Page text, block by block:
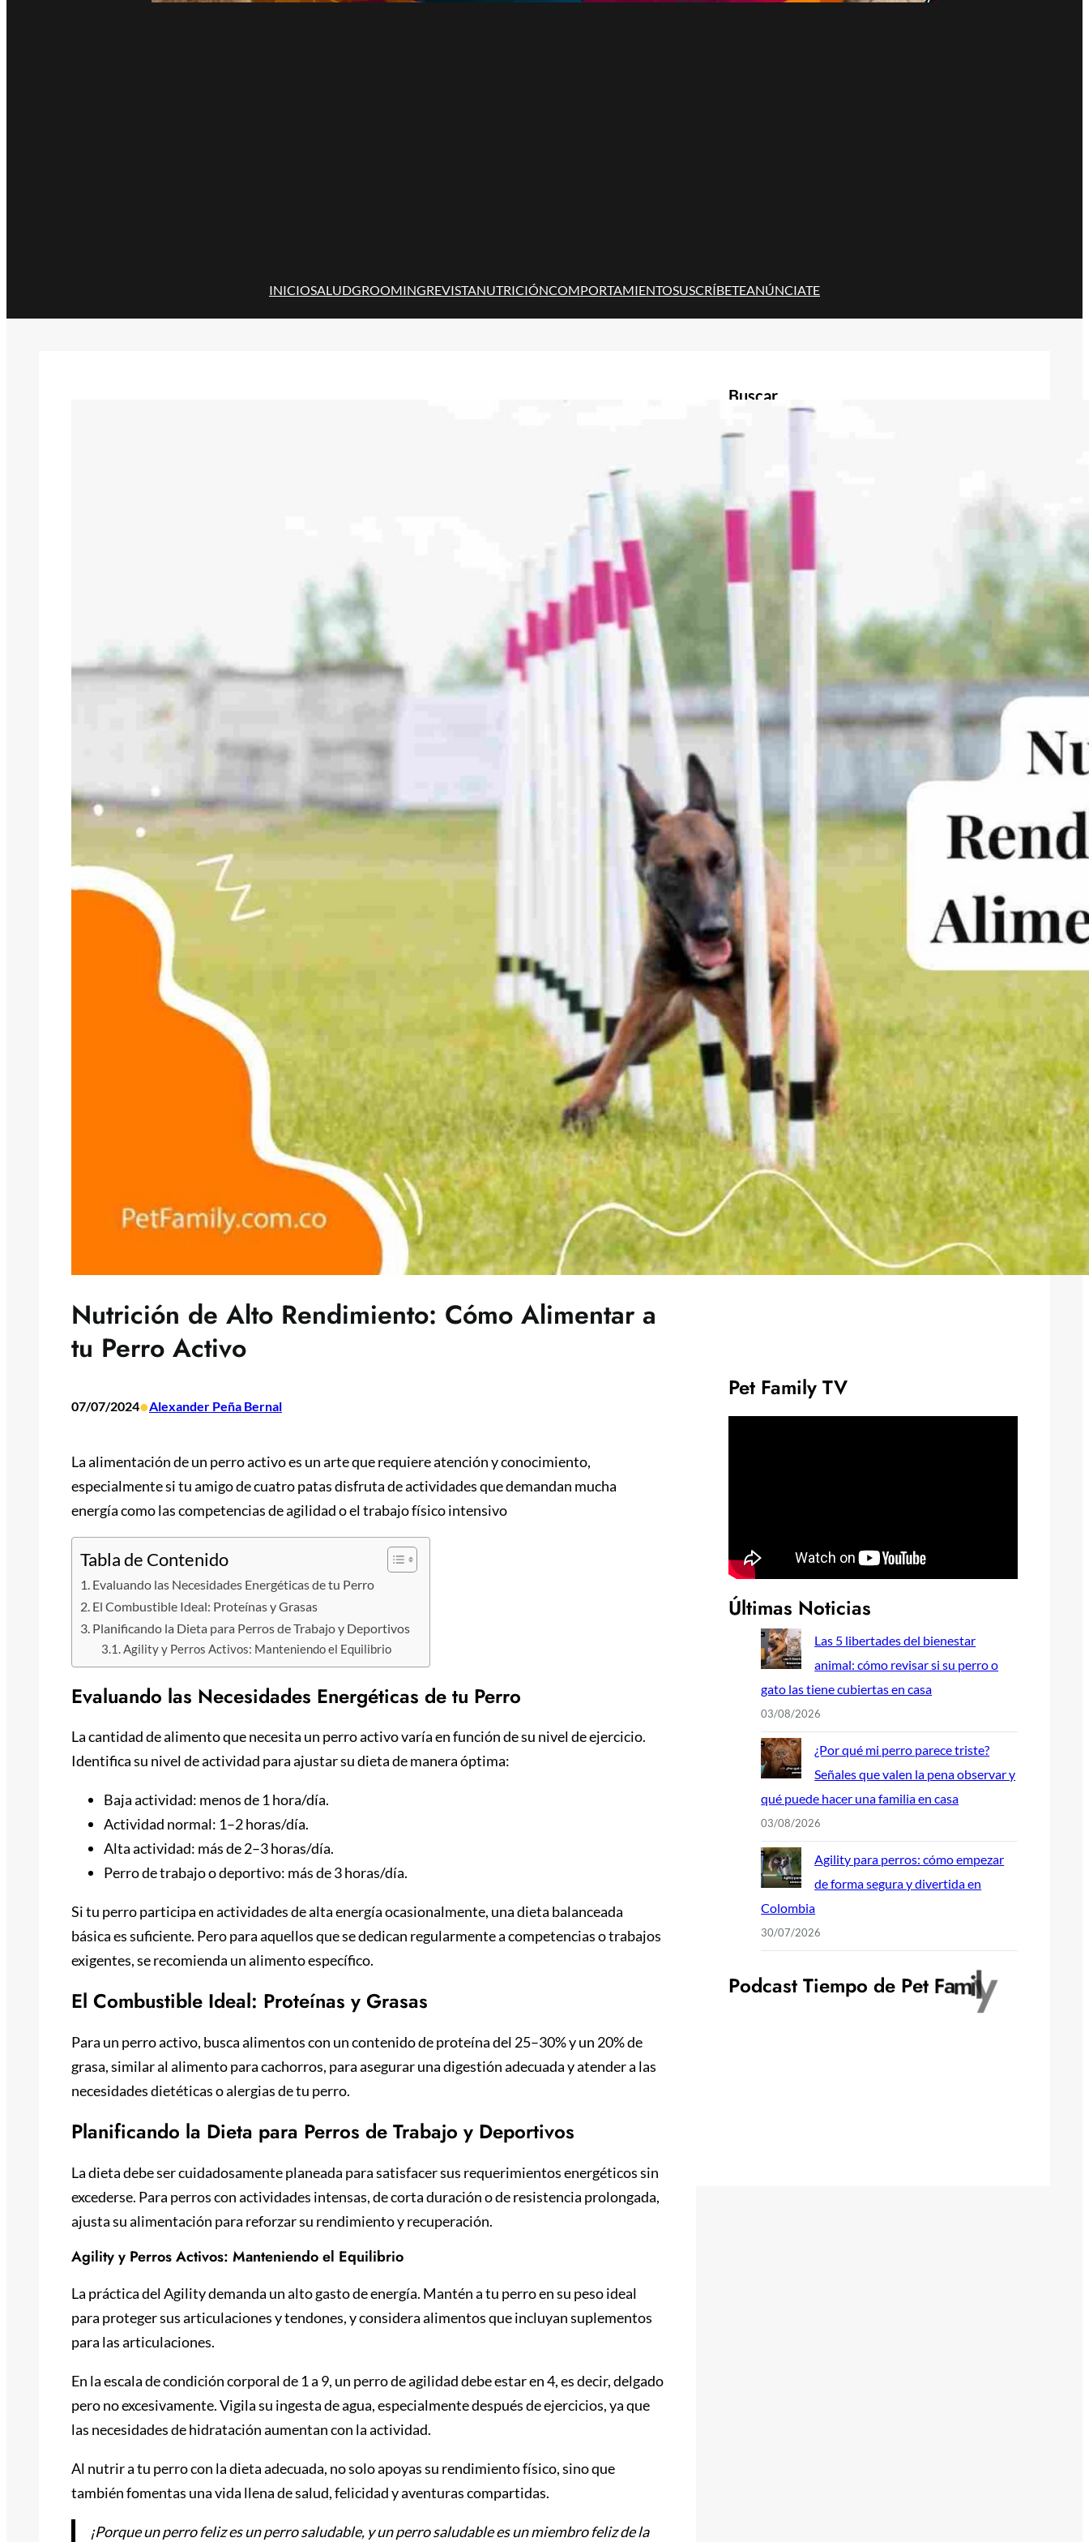
INICIOSALUDGROOMINGREVISTANUTRICIÓNCOMPORTAMIENTOSUSCRÍBETEANÚNCIATE
Nutrición de Alto Rendimiento: Cómo Alimentar a
tu Perro Activo
07/07/2024•Alexander Peña Bernal
La alimentación de un perro activo es un arte que requiere atención y conocimiento,
especialmente si tu amigo de cuatro patas disfruta de actividades que demandan mucha
energía como las competencias de agilidad o el trabajo físico intensivo
Tabla de Contenido
Evaluando las Necesidades Energéticas de tu Perro
El Combustible Ideal: Proteínas y Grasas
Planificando la Dieta para Perros de Trabajo y Deportivos
Agility y Perros Activos: Manteniendo el Equilibrio
Evaluando las Necesidades Energéticas de tu Perro
La cantidad de alimento que necesita un perro activo varía en función de su nivel de ejercicio.
Identifica su nivel de actividad para ajustar su dieta de manera óptima:
Baja actividad: menos de 1 hora/día.
Actividad normal: 1–2 horas/día.
Alta actividad: más de 2–3 horas/día.
Perro de trabajo o deportivo: más de 3 horas/día.
Si tu perro participa en actividades de alta energía ocasionalmente, una dieta balanceada
básica es suficiente. Pero para aquellos que se dedican regularmente a competencias o trabajos
exigentes, se recomienda un alimento específico.
El Combustible Ideal: Proteínas y Grasas
Para un perro activo, busca alimentos con un contenido de proteína del 25–30% y un 20% de
grasa, similar al alimento para cachorros, para asegurar una digestión adecuada y atender a las
necesidades dietéticas o alergias de tu perro.
Planificando la Dieta para Perros de Trabajo y Deportivos
La dieta debe ser cuidadosamente planeada para satisfacer sus requerimientos energéticos sin
excederse. Para perros con actividades intensas, de corta duración o de resistencia prolongada,
ajusta su alimentación para reforzar su rendimiento y recuperación.
Agility y Perros Activos: Manteniendo el Equilibrio
La práctica del Agility demanda un alto gasto de energía. Mantén a tu perro en su peso ideal
para proteger sus articulaciones y tendones, y considera alimentos que incluyan suplementos
para las articulaciones.
En la escala de condición corporal de 1 a 9, un perro de agilidad debe estar en 4, es decir, delgado
pero no excesivamente. Vigila su ingesta de agua, especialmente después de ejercicios, ya que
las necesidades de hidratación aumentan con la actividad.
Al nutrir a tu perro con la dieta adecuada, no solo apoyas su rendimiento físico, sino que
también fomentas una vida llena de salud, felicidad y aventuras compartidas.
¡Porque un perro feliz es un perro saludable, y un perro saludable es un miembro feliz de la
Buscar
Publicidad
Publicidad
Social Media
TikTok InstagramSpotify YouTube Facebook
Clic para suscribirte a la revista
Revista
Pet Family TV
Últimas Noticias
Las 5 libertades del bienestar
animal: cómo revisar si su perro o
gato las tiene cubiertas en casa
03/08/2026
¿Por qué mi perro parece triste?
Señales que valen la pena observar y
qué puede hacer una familia en casa
03/08/2026
Agility para perros: cómo empezar
de forma segura y divertida en
Colombia
30/07/2026
Podcast Tiempo de Pet Family